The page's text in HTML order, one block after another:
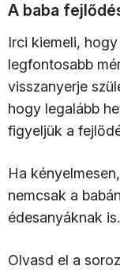
A baba
Irci kiemeli,
legfontosabb
visszanyerje
hogy legalább
figyeljük a
Ha
nemcsak a
édesanyáknak is.
Olvasd el a